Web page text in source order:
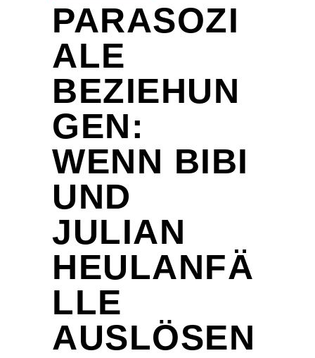
PARASOZI
ALE
BEZIEHUN
GEN:
WENN BIBI
UND
JULIAN
HEULANFÄ
LLE
AUSLÖSEN